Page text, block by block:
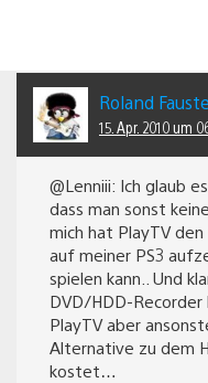
Roland
15. Apr. 2010 um
@Lenniii: Ich glaub
dass man sonst
mich hat PlayTV den
auf meiner PS3
spielen kann.. Und
DVD/HDD-Recorder
PlayTV aber
Alternative zu dem
kostet…